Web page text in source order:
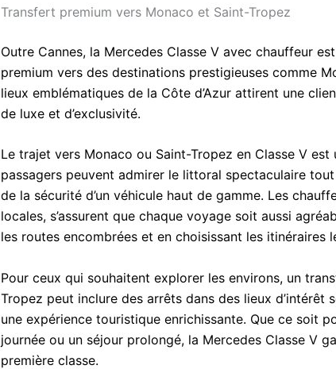
Transfert premium vers Monaco et Saint-Tropez
Outre Cannes, la Mercedes Classe V avec chauffeur
premium vers des destinations prestigieuses comme
lieux emblématiques de la Côte d’Azur attirent une
de luxe et d’exclusivité.
Le trajet vers Monaco ou Saint-Tropez en Classe V est
passagers peuvent admirer le littoral spectaculaire
de la sécurité d’un véhicule haut de gamme. Les
locales, s’assurent que chaque voyage soit aussi
les routes encombrées et en choisissant les itinéraires
Pour ceux qui souhaitent explorer les environs, un
Tropez peut inclure des arrêts dans des lieux d’intérêt
une expérience touristique enrichissante. Que ce soit
journée ou un séjour prolongé, la Mercedes Classe V
première classe.